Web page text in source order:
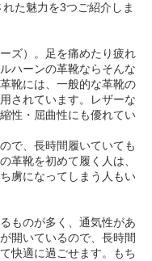
た魅力を3つご紹介しま
ズ）。足を痛めたり疲れ
ハーンの革靴ならそんな
靴には、一般的な革靴の
されています。レザーな
性・屈曲性にも優れてい
で、長時間履いていても
革靴を初めて履く人は、
虜になってしまう人もい
ものが多く、通気性があ
開いているので、長時間
快適に過ごせます。もち